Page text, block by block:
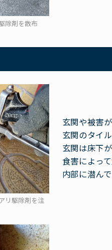
除剤を散布
リ駆除剤を注
玄関や被害
玄関のタイ
玄関は床下
食害によっ
内部に潜ん